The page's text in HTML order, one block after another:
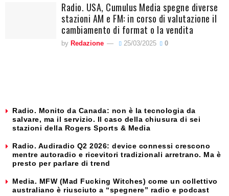
Radio. USA, Cumulus Media spegne diverse
stazioni AM e FM: in corso di valutazione il
cambiamento di format o la vendita
by Redazione 25/03/2025 0
Radio. Monito da Canada: non è la tecnologia da
salvare, ma il servizio. Il caso della chiusura di sei
stazioni della Rogers Sports & Media
Radio. Audiradio Q2 2026: device connessi crescono
mentre autoradio e ricevitori tradizionali arretrano. Ma è
presto per parlare di trend
Media. MFW (Mad Fucking Witches) come un collettivo
australiano è riusciuto a “spegnere” radio e podcast